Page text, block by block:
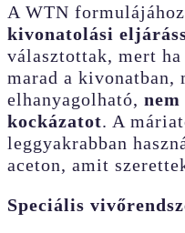
A WTN formulájához
kivonatolási
választottak, mert
marad a kivonatban,
elhanyagolható, nem
kockázatot. A
leggyakrabban
aceton, amit
Speciális